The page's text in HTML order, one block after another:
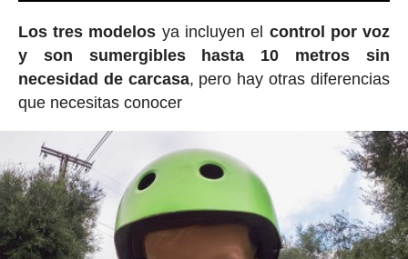
Los tres modelos ya incluyen el control por voz
y son sumergibles hasta 10 metros sin
necesidad de carcasa, pero hay otras diferencias
que necesitas conocer